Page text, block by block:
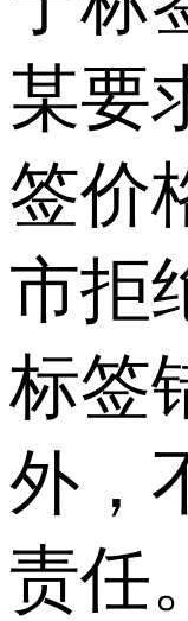
某要
签价
市拒
标签
外，
责任